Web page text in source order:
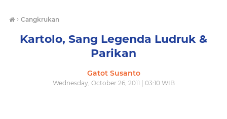
› Cangkrukan
Kartolo, Sang Legenda Ludruk &
Parikan
Gatot Susanto
Wednesday, October 26, 2011 | 03:10 WIB